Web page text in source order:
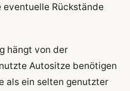
eventuelle Rückstände
hängt von der
Autositze benötigen
als ein selten genutzter